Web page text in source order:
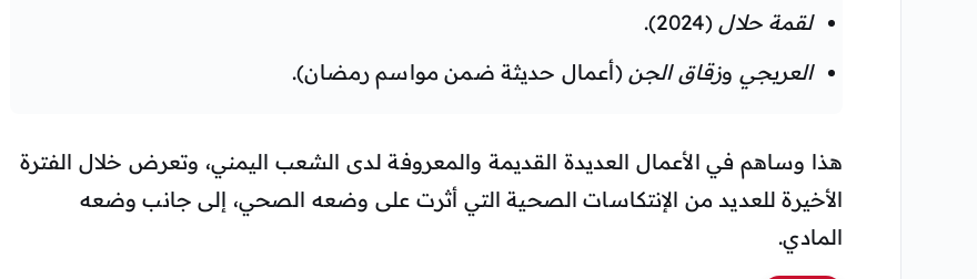
لقمة حلال(2024).
العربجي وزقاق الجن (أعمال حديثة ضمن مواسم رمضان).
هذا وساهم في الأعمال العديدة القديمة والمعروفة لدى الشعب اليمني، وتعرض خلال الفترة
الأخيرة للعديد من الإنتكاسات الصحية التي أثرت على وضعه الصحي، إلى جانب وضعه
المادي.